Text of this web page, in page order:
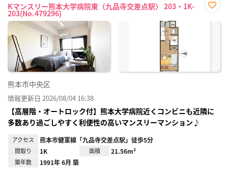
Kマンスリー熊本大学病院東（九品寺交差点駅） 203・1K-
203(No.479296)
に入
熊本市中央区
情報更新日 2026/08/04 16:38
【高層階・オートロック付】熊本大学病院近くコンビニも近隣に
多数あり過ごしやすく利便性の高いマンスリーマンション♪
アクセス 熊本市健軍線「九品寺交差点駅」徒歩5分
間取り 1K 面積 21.56m²
築年数 1991年 6月 築